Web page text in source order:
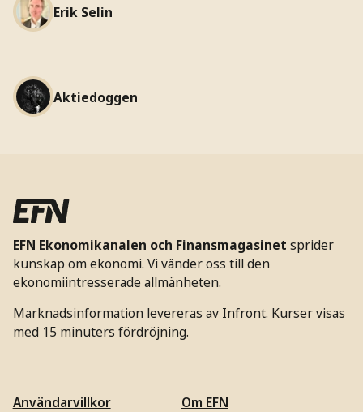
Erik Selin
Aktiedoggen
EFN Ekonomikanalen och Finansmagasinet sprider
kunskap om ekonomi. Vi vänder oss till den
ekonomiintresserade allmänheten.
Marknadsinformation levereras av Infront. Kurser visas
med 15 minuters fördröjning.
Användarvillkor
Om EFN